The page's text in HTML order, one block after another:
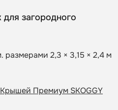
загородного
размерами 2,3 × 3,15 × 2,4 м
Премиум SKOGGY